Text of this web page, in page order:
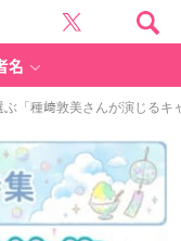
名
「種﨑敦美さんが演じるキ